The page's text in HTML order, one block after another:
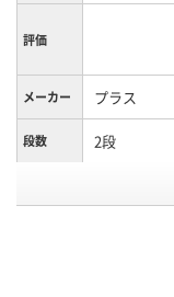
評価
メーカー プラス
段数 2段
両開き／
イプ